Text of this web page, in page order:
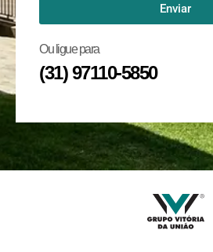
Enviar
Ou ligue para
(31) 97110-5850